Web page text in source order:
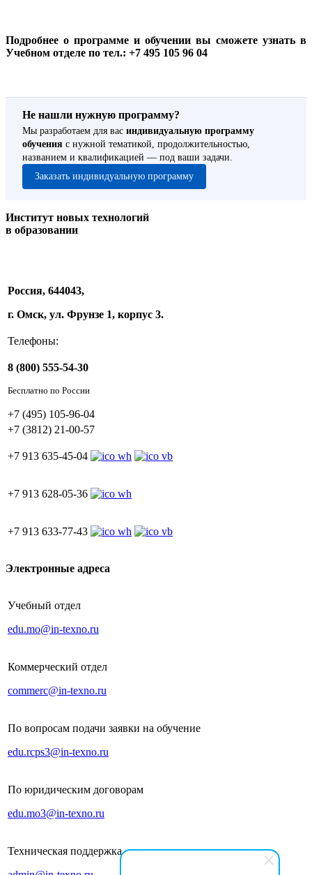
Подробнее о программе и обучении вы сможете узнать в
Учебном отделе по тел.: +7 495 105 96 04
Не нашли нужную программу?
Мы разработаем для вас индивидуальную программу
обучения с нужной тематикой, продолжительностью,
названием и квалификацией — под ваши задачи.
Заказать индивидуальную программу
Институт новых технологий
в образовании
Россия, 644043,
г. Омск, ул. Фрунзе 1, корпус 3.
Телефоны:
8 (800) 555-54-30
Бесплатно по России
+7 (495) 105-96-04
+7 (3812) 21-00-57
+7 913 635-45-04
+7 913 628-05-36
+7 913 633-77-43
Электронные адреса
Учебный отдел
edu.mo@in-texno.ru
Коммерческий отдел
commerc@in-texno.ru
По вопросам подачи заявки на обучение
edu.rcps3@in-texno.ru
По юридическим договорам
edu.mo3@in-texno.ru
Техническая поддержка